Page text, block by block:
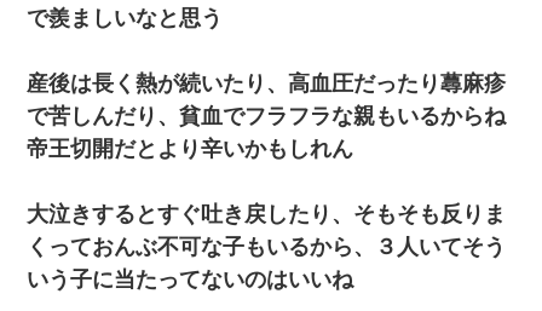
で羨ましいなと思う
産後は長く熱が続いたり、高血圧だったり蕁麻疹
で苦しんだり、貧血でフラフラな親もいるからね
帝王切開だとより辛いかもしれん
大泣きするとすぐ吐き戻したり、そもそも反りま
くっておんぶ不可な子もいるから、３人いてそう
いう子に当たってないのはいいね